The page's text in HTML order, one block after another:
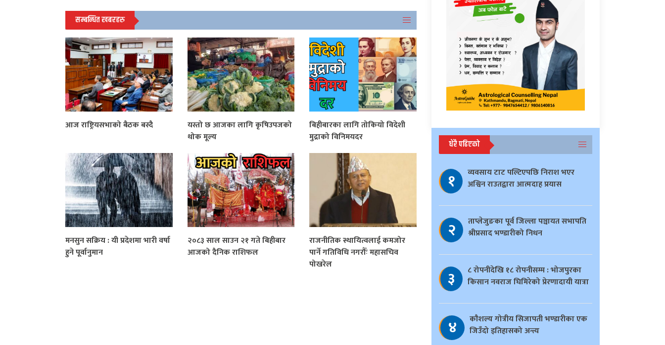
सम्बन्धित खबरहरु
आज राष्ट्रियसभाको बैठक बस्दै
यस्तो छ आजका लागि कृषिउपजको
थोक मूल्य
बिहीबारका लागि तोकियो विदेशी
मुद्राको विनिमयदर
मनसुन सक्रिय : यी प्रदेशमा भारी वर्षा
हुने पूर्वानुमान
२०८३ साल साउन २१ गते बिहीबार
आजको दैनिक राशिफल
राजनीतिक स्थायित्वलाई कमजोर
पार्ने गतिविधि नगरौँः महासचिव
पोखरेल
धेरै पढिएको
१
व्यवसाय टाट पल्टिएपछि निराश भएर
अश्विन राउतद्वारा आत्मदाह प्रयास
२
ताप्लेजुङका पूर्व जिल्ला पञ्चायत सभापति
श्रीप्रसाद भण्डारीको निधन
३
८ रोपनीदेखि १८ रोपनीसम्म : भोजपुरका
किसान नवराज घिमिरेको प्रेरणादायी यात्रा
४
काैशल्य गोत्रीय सिजापती भण्डारीका एक
जिउँदो इतिहासको अन्त्य